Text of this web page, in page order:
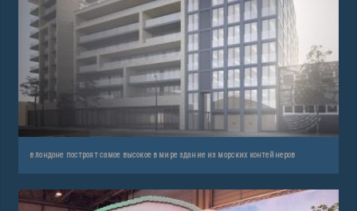
в лондоне построят самое высокое в мире здание из морских контейнеров